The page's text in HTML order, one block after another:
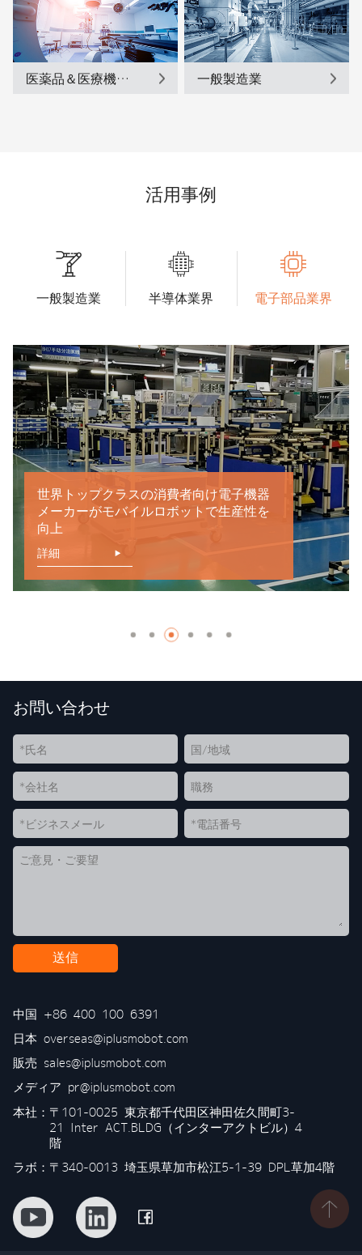
医薬品＆医療機器メーカー 一般製造業
活用事例
一般製造業 半導体業界 電子部品業界
世界トップクラスの消費者向け電子機器
メーカーがモバイルロボットで生産性を
向上
詳細
お問い合わせ
送信
中国 +86 400 100 6391
日本 overseas@iplusmobot.com
販売 sales@iplusmobot.com
メディア pr@iplusmobot.com
本社： 〒101-0025 東京都千代田区神田佐久間町3-
21 Inter ACT.BLDG（インターアクトビル）4
階
ラボ：〒340-0013 埼玉県草加市松江5-1-39 DPL草加4階